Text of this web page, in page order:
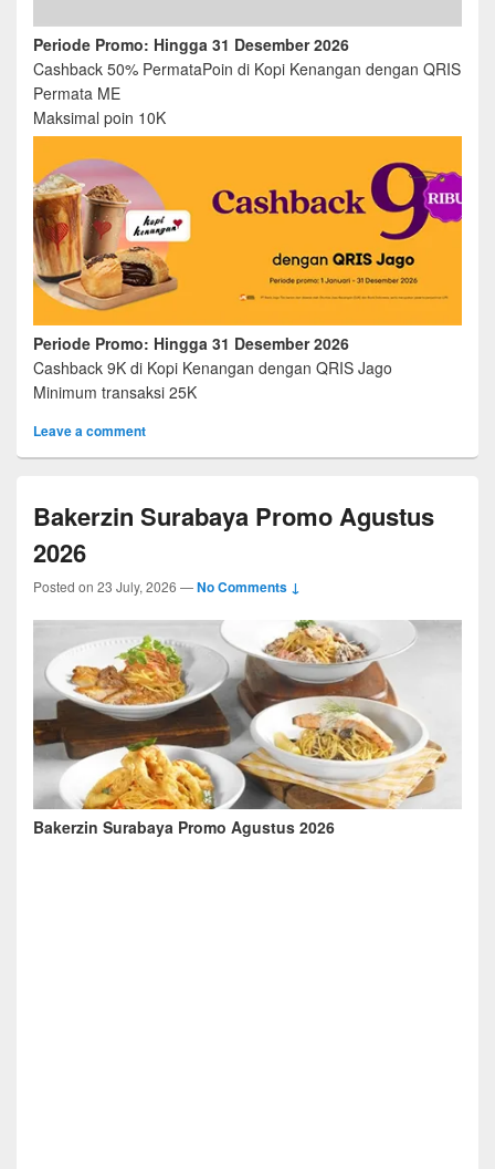
Periode Promo: Hingga 31 Desember 2026
Cashback 50% PermataPoin di Kopi Kenangan dengan QRIS
Permata ME
Maksimal poin 10K
Periode Promo: Hingga 31 Desember 2026
Cashback 9K di Kopi Kenangan dengan QRIS Jago
Minimum transaksi 25K
Leave a comment
Bakerzin Surabaya Promo Agustus
2026
Posted on 23 July, 2026 —No Comments ↓
Bakerzin Surabaya Promo Agustus 2026